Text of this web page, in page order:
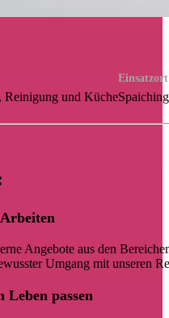
Reinigung und Küche
Einsatzort
Angebote aus den
Umgang mit unseren
Leben passen